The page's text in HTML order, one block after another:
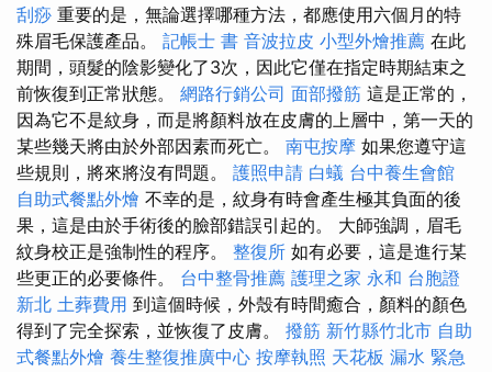
刮痧 重要的是，無論選擇哪種方法，都應使用六個月的特
殊眉毛保護產品。 記帳士 書 音波拉皮 小型外燴推薦 在此
期間，頭髮的陰影變化了3次，因此它僅在指定時期結束之
前恢復到正常狀態。 網路行銷公司 面部撥筋 這是正常的，
因為它不是紋身，而是將顏料放在皮膚的上層中，第一天的
某些幾天將由於外部因素而死亡。 南屯按摩 如果您遵守這
些規則，將來將沒有問題。 護照申請 白蟻 台中養生會館
自助式餐點外燴 不幸的是，紋身有時會產生極其負面的後
果，這是由於手術後的臉部錯誤引起的。 大師強調，眉毛
紋身校正是強制性的程序。 整復所 如有必要，這是進行某
些更正的必要條件。 台中整骨推薦 護理之家 永和 台胞證
新北 土葬費用 到這個時候，外殼有時間癒合，顏料的顏色
得到了完全探索，並恢復了皮膚。 撥筋 新竹縣竹北市 自助
式餐點外燴 養生整復推廣中心 按摩執照 天花板 漏水 緊急